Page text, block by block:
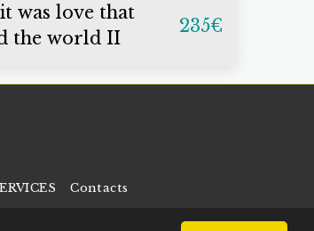
was love that
the world II
235€
Contacts